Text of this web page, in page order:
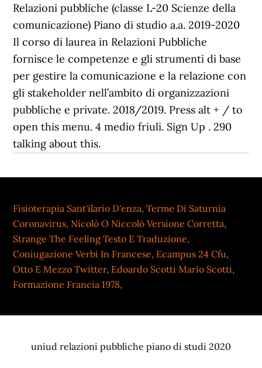
Fisioterapia Sant'ilario D'enza,Terme Di Saturnia
Coronavirus, Nicolò O Niccolò Versione Corretta,
Strange The Feeling Testo E Traduzione,
Coniugazione Verbi In Francese, Ecampus 24 Cfu,
Otto E Mezzo Twitter, Edoardo Scotti Mario Scotti,
Formazione Francia 1978,
uniud relazioni pubbliche piano di studi 2020